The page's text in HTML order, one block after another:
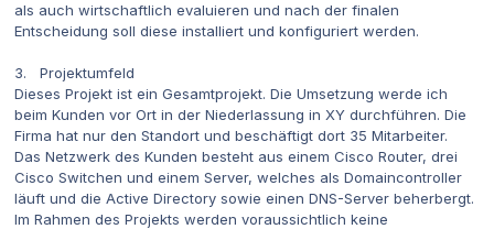
als auch wirtschaftlich evaluieren und nach der finalen
Entscheidung soll diese installiert und konfiguriert werden.
3. Projektumfeld
Dieses Projekt ist ein Gesamtprojekt. Die Umsetzung werde ich
beim Kunden vor Ort in der Niederlassung in XY durchführen. Die
Firma hat nur den Standort und beschäftigt dort 35 Mitarbeiter.
Das Netzwerk des Kunden besteht aus einem Cisco Router, drei
Cisco Switchen und einem Server, welches als Domaincontroller
läuft und die Active Directory sowie einen DNS-Server beherbergt.
Im Rahmen des Projekts werden voraussichtlich keine